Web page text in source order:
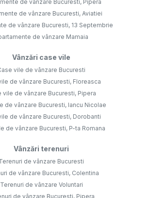
de vânzare Bucuresti, Pipera
de vânzare Bucuresti, Aviatiei
de vânzare Bucuresti, 13 Septembrie
de vânzare Mamaia
Vânzări case vile
vile de vânzare Bucuresti
de vânzare Bucuresti, Floreasca
vile de vânzare Bucuresti, Pipera
de vânzare Bucuresti, Iancu Nicolae
de vânzare Bucuresti, Dorobanti
de vânzare Bucuresti, P-ta Romana
Vânzări terenuri
de vânzare Bucuresti
de vânzare Bucuresti, Colentina
Terenuri de vânzare Voluntari
de vânzare Bucuresti, Pipera